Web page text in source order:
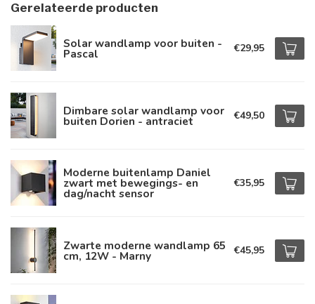
Gerelateerde producten
Solar wandlamp voor buiten -
Pascal €29,95
Dimbare solar wandlamp voor
buiten Dorien - antraciet €49,50
Moderne buitenlamp Daniel
zwart met bewegings- en
dag/nacht sensor
€35,95
Zwarte moderne wandlamp 65
cm, 12W - Marny €45,95